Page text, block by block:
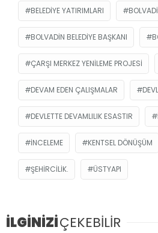
BELEDIYE YATIRIMLARI
BOLVADIN BELEDIYE BAŞKANI
ÇARŞI MERKEZ YENILEME PROJESI
DEVAM EDEN ÇALIŞMALAR
DEVLETTE DEVAMLILIK ESASTIR
INCELEME KENTSEL DÖNÜŞÜM
ŞEHIRCILIK. ÜSTYAPI
İLGİNİZİÇEKEBİLİR